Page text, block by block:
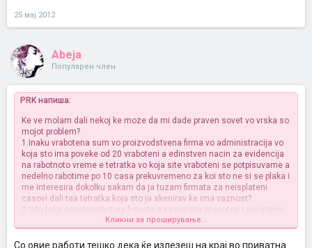
25 мај 2012
Abeja
Популарен член
PRK напиша:
Ke ve molam dali nekoj ke moze da mi dade praven sovet vo vrska so
mojot problem?
1.Inaku vrabotena sum vo proizvodstvena firma vo administracija vo
koja sto ima poveke od 20 vraboteni a edinstven nacin za evidencija
na rabotnoto vreme e tetratka vo koja site vraboteni se potpisuvame a
nedelno rabotime po 10 casa prekuvremeno za koi sto ne si se plaka i
me interesira dokolku sakam da ja tuzam firmata za neisplateni
casovi dali taa tetratka koja sto ja skenirav ke ima vaznost?
2.Isto taka sopstvenikot na firmata e vo penzija megutoa i ponatamu
sekojdenvno doaga vo firmata i bukvalno psihicki ne maltretira i ne
navreduva, sto mozam da storam vo vrska so toa? Dali mozam da go
prijavam bidejjki veke e vo penzija ili da go tuzam?
Кликни за проширување...
Со овие работи тешко дека ќе излезеш на крај во приватна